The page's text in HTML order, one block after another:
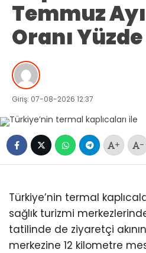
Temmuz
Oranı
Giriş: 07-08-2026 12:37
+ -
Türkiye’nin termal
sağlık turizmi
tatilinde de ziyaretçi
merkezine 12 kilometre